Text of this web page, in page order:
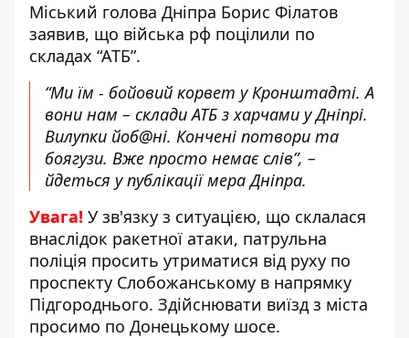
Міський голова Дніпра Борис Філатов
заявив, що війська рф поцілили по
складах “АТБ”.
“Ми їм - бойовий корвет у Кронштадті. А
вони нам – склади АТБ з харчами у Дніпрі.
Вилупки йоб@ні. Кончені потвори та
боягузи. Вже просто немає слів”, –
йдеться у публікації мера Дніпра.
Увага! У зв'язку з ситуацією, що склалася
внаслідок ракетної атаки, патрульна
поліція просить утриматися від руху по
проспекту Слобожанському в напрямку
Підгороднього. Здійснювати виїзд з міста
просимо по Донецькому шосе.